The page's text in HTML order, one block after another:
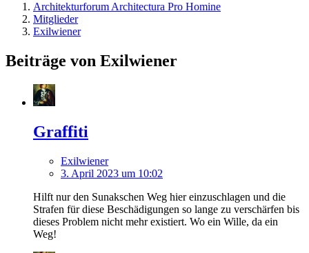
Architekturforum Architectura Pro Homine
Mitglieder
Exilwiener
Beiträge von Exilwiener
Graffiti
Exilwiener
3. April 2023 um 10:02
Hilft nur den Sunakschen Weg hier einzuschlagen und die
Strafen für diese Beschädigungen so lange zu verschärfen bis
dieses Problem nicht mehr existiert. Wo ein Wille, da ein
Weg!